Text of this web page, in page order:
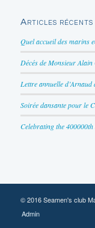
Articles récents
Quel accueil des marins
Décés de Monsieur
Lettre annuelle
Soirée dansante pour le
Celebrating the 400000th
© 2016 Seamen's club
Admin